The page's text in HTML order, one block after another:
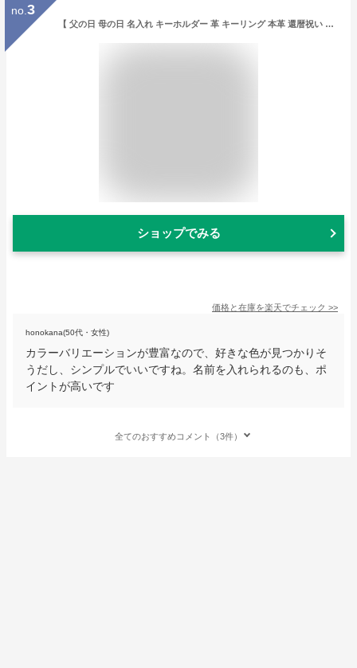
no. 3
【 父の日 母の日 名入れ キーホルダー 革 キーリング 本革 還暦祝い 男性 女性 誕生日 卒業記念品 古希 送別会 卒業祝い プレゼント 先生 先輩 旦那 家族 名前入り 赤 紫メンズ 金婚式 お祝い愛車 記念日 ペア 彼氏 おしゃれ】 レザーキーリング［ドロップ型］【 友達】
ショップでみる
価格と在庫を楽天でチェック >>
honokana(50代・女性)
カラーバリエーションが豊富なので、好きな色が見つかりそ
うだし、シンプルでいいですね。名前を入れられるのも、ポ
イントが高いです
全てのおすすめコメント（3件）